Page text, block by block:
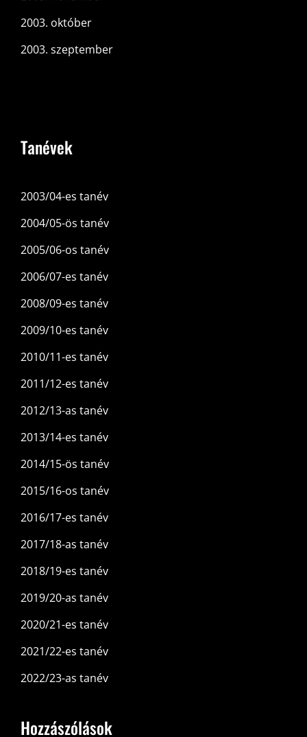
2003. október
2003. szeptember
Tanévek
2003/04-es tanév
2004/05-ös tanév
2005/06-os tanév
2006/07-es tanév
2008/09-es tanév
2009/10-es tanév
2010/11-es tanév
2011/12-es tanév
2012/13-as tanév
2013/14-es tanév
2014/15-ös tanév
2015/16-os tanév
2016/17-es tanév
2017/18-as tanév
2018/19-es tanév
2019/20-as tanév
2020/21-es tanév
2021/22-es tanév
2022/23-as tanév
Hozzászólások